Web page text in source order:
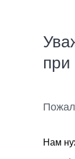
при
Нам